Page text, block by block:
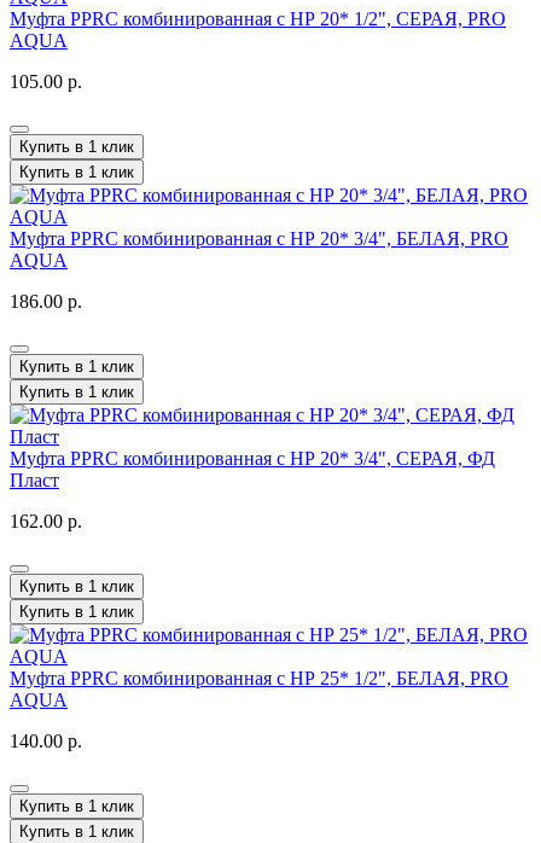
Муфта PPRC комбинированная с НР 20* 1/2", СЕРАЯ, PRO
AQUA
105.00 р.
Купить в 1 клик
Купить в 1 клик
Муфта PPRC комбинированная с НР 20* 3/4", БЕЛАЯ, PRO
AQUA
186.00 р.
Купить в 1 клик
Купить в 1 клик
Муфта PPRC комбинированная с НР 20* 3/4", СЕРАЯ, ФД
Пласт
162.00 р.
Купить в 1 клик
Купить в 1 клик
Муфта PPRC комбинированная с НР 25* 1/2", БЕЛАЯ, PRO
AQUA
140.00 р.
Купить в 1 клик
Купить в 1 клик